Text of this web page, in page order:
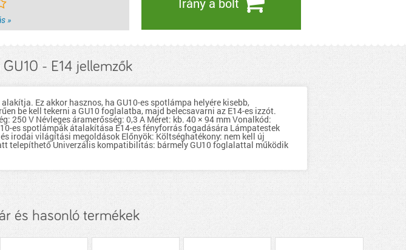
»
- E14 jellemzők
Ez akkor hasznos, ha GU10-es spotlámpa helyére kisebb,
be kell tekerni a GU10 foglalatba, majd belecsavarni az E14-es izzót.
V Névleges áramerősség: 0,3 A Méret: kb. 40 × 94 mm Vonalkód:
es spotlámpák átalakítása E14-es fényforrás fogadására Lámpatestek
irodai világítási megoldások Előnyök: Költséghatékony: nem kell új
telepíthető Univerzális kompatibilitás: bármely GU10 foglalattal működik
és hasonló termékek